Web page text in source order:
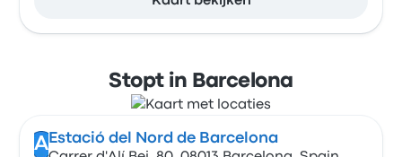
Stopt in Barcelona
A Estació del Nord de Barcelona